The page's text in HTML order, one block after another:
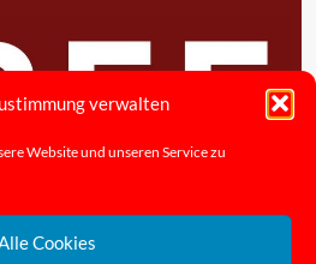
verwalten
Website und unseren Service zu
Alle Cookies